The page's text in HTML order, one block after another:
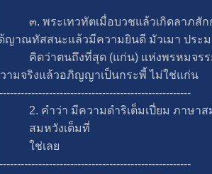
. พระเทวทัตเมื่อบวชแล้วเกิดลาภสักก
ญาณทัสสนะแล้วมีความยินดี มัวเมา ประ
ดว่าตนถึงที่สุด (แก่น) แห่งพรหมจรร
ามจริงแล้วอภิญญาเป็นกระพี้ ไม่ใช่แก่น
คำว่า มีความดำริเต็มเปี่ยม ภาษาสมั
มหวังเต็มที่
เล